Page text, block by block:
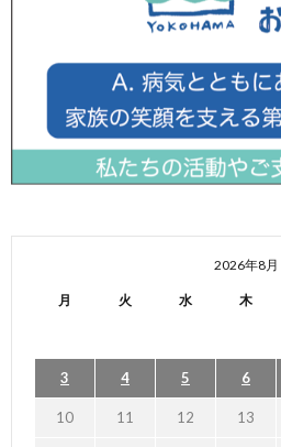
2026年8月
月 火 水 木
3 4 5 6
10 11 12 13